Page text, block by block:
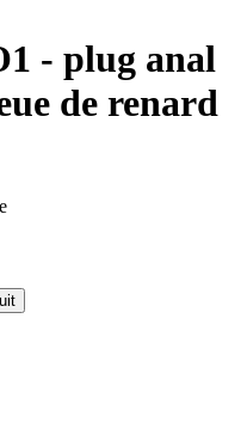
- plug anal
de renard